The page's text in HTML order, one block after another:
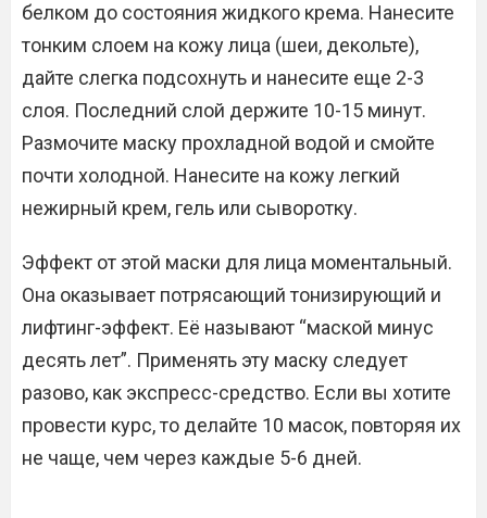
белком до состояния жидкого крема. Нанесите
тонким слоем на кожу лица (шеи, декольте),
дайте слегка подсохнуть и нанесите еще 2-3
слоя. Последний слой держите 10-15 минут.
Размочите маску прохладной водой и смойте
почти холодной. Нанесите на кожу легкий
нежирный крем, гель или сыворотку.
Эффект от этой маски для лица моментальный.
Она оказывает потрясающий тонизирующий и
лифтинг-эффект. Её называют “маской минус
десять лет”. Применять эту маску следует
разово, как экспресс-средство. Если вы хотите
провести курс, то делайте 10 масок, повторяя их
не чаще, чем через каждые 5-6 дней.